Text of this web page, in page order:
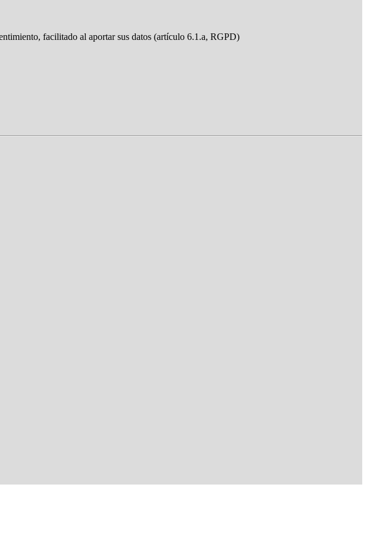
facilitado al aportar sus datos (artículo 6.1.a, RGPD)